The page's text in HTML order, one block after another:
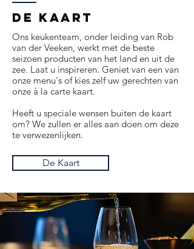
De kaart
Ons keukenteam, onder leiding van Rob
van der Veeken, werkt met de beste
seizoen producten van het land en uit de
zee. Laat u inspireren. Geniet van een van
onze menu's of kies zelf uw gerechten van
onze à la carte kaart.
Heeft u speciale wensen buiten de kaart
om? We zullen er alles aan doen om deze
te verwezenlijken.
De Kaart